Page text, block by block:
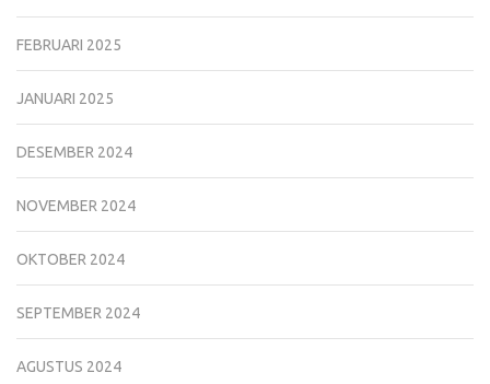
FEBRUARI 2025
JANUARI 2025
DESEMBER 2024
NOVEMBER 2024
OKTOBER 2024
SEPTEMBER 2024
AGUSTUS 2024